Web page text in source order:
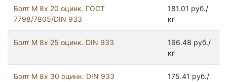
Болт М 8х 20 оцинк. ГОСТ
7798/7805/DIN 933
181.01 руб./
кг
Болт М 8х 25 оцинк. DIN 933
166.48 руб./
кг
Болт М 8х 30 оцинк. DIN 933
175.41 руб./